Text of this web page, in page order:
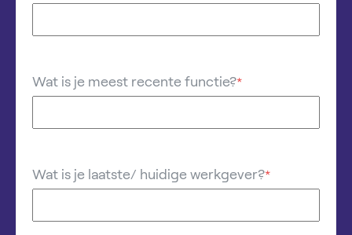
Wat is je meest recente functie?*
Wat is je laatste/ huidige werkgever?*